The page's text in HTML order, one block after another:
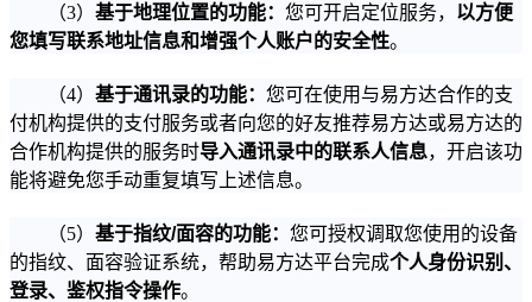
（3） 基于地理位置的功能： 您可开启定位服务， 以方便
您填写联系地址信息和增强个人账户的安全性。
（4） 基于通讯录的功能： 您可在使用与易方达合作的支
付机构提供的支付服务或者向您的好友推荐易方达或易方达的
合作机构提供的服务时导入通讯录中的联系人信息，开启该功
能将避免您手动重复填写上述信息。
（5） 基于指纹/面容的功能： 您可授权调取您使用的设备
的指纹、面容验证系统，帮助易方达平台完成个人身份识别、
登录、鉴权指令操作。